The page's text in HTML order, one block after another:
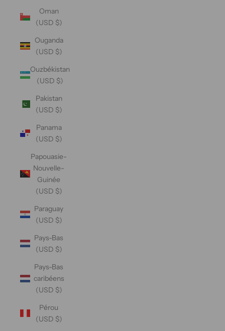
Oman
(USD $)
Ouganda
(USD $)
Ouzbékistan
(USD $)
Pakistan
(USD $)
Panama
(USD $)
Papouasie-
Nouvelle-
Guinée
(USD $)
Paraguay
(USD $)
Pays-Bas
(USD $)
Pays-Bas
caribéens
(USD $)
Pérou
(USD $)